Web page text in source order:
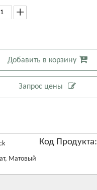
их орехов с
биографиче
Добавить в корзину
Запрос цены
Код Продукта:
Матовый